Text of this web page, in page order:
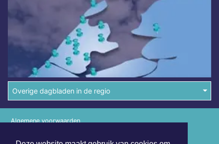
Overige dagbladen in de regio
Algemene voorwaarden